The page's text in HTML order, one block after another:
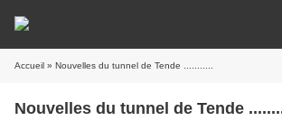
Accueil » Nouvelles du tunnel de Tende ...........
Nouvelles du tunnel de Tende